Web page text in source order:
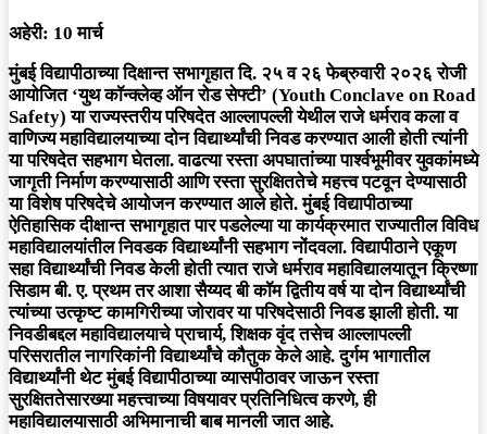
अहेरी: 10 मार्च
मुंबई विद्यापीठाच्या दिक्षान्त सभागृहात दि. २५ व २६ फेब्रुवारी २०२६ रोजी
आयोजित ‘युथ कॉन्क्लेव्ह ऑन रोड सेफ्टी’ (Youth Conclave on Road
Safety) या राज्यस्तरीय परिषदेत आल्लापल्ली येथील राजे धर्मराव कला व
वाणिज्य महाविद्यालयाच्या दोन विद्यार्थ्यांची निवड करण्यात आली होती त्यांनी
या परिषदेत सहभाग घेतला. वाढत्या रस्ता अपघातांच्या पार्श्वभूमीवर युवकांमध्ये
जागृती निर्माण करण्यासाठी आणि रस्ता सुरक्षिततेचे महत्त्व पटवून देण्यासाठी
या विशेष परिषदेचे आयोजन करण्यात आले होते. मुंबई विद्यापीठाच्या
ऐतिहासिक दीक्षान्त सभागृहात पार पडलेल्या या कार्यक्रमात राज्यातील विविध
महाविद्यालयांतील निवडक विद्यार्थ्यांनी सहभाग नोंदवला. विद्यापीठाने एकूण
सहा विद्यार्थ्यांची निवड केली होती त्यात राजे धर्मराव महाविद्यालयातून क्रिष्णा
सिडाम बी. ए. प्रथम तर आशा सैय्यद बी कॉम द्वितीय वर्ष या दोन विद्यार्थ्यांची
त्यांच्या उत्कृष्ट कामगिरीच्या जोरावर या परिषदेसाठी निवड झाली होती. या
निवडीबद्दल महाविद्यालयाचे प्राचार्य, शिक्षक वृंद तसेच आल्लापल्ली
परिसरातील नागरिकांनी विद्यार्थ्यांचे कौतुक केले आहे. दुर्गम भागातील
विद्यार्थ्यांनी थेट मुंबई विद्यापीठाच्या व्यासपीठावर जाऊन रस्ता
सुरक्षिततेसारख्या महत्त्वाच्या विषयावर प्रतिनिधित्व करणे, ही
महाविद्यालयासाठी अभिमानाची बाब मानली जात आहे.